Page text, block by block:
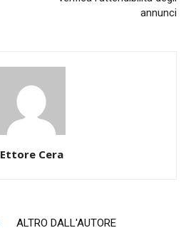
annunci
Ettore Cera
ALTRO DALL'AUTORE